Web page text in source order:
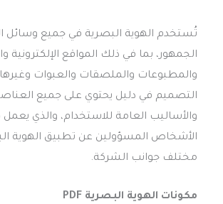
تُستخدم الهوية البصرية في جميع وسائل
الجمهور، بما في ذلك المواقع الإلكترونية
والمطبوعات والملصقات والعبوات
التصميم في دليل يحتوي على جميع
والأساليب العامة للاستخدام، والذي
الأشخاص المسؤولين عن تطبيق الهوية
مختلف جوانب الشركة.
مكونات الهوية البصرية PDF